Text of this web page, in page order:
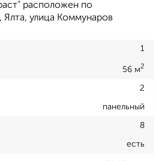
расположен по
улица Коммунаров
1
56 м2
2
панельный
8
есть